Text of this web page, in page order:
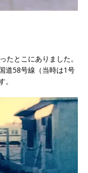
たとこにありました。
道58号線（当時は1号